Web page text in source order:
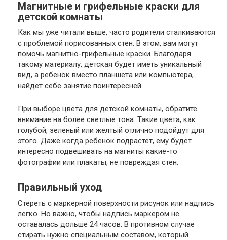
Магнитные и грифельные краски для
детской комнаты
Как мы уже читали выше, часто родители сталкиваются
с проблемой порисованных стен. В этом, вам могут
помочь магнитно-грифельные краски. Благодаря
такому материалу, детская будет иметь уникальный
вид, а ребенок вместо планшета или компьютера,
найдет себе занятие поинтересней.
При выборе цвета для детской комнаты, обратите
внимание на более светлые тона. Такие цвета, как
голубой, зеленый или желтый отлично подойдут для
этого. Даже когда ребенок подрастёт, ему будет
интересно подвешивать на магниты какие-то
фотографии или плакаты, не повреждая стен.
Правильный уход
Стереть с маркерной поверхности рисунок или надпись
легко. Но важно, чтобы надпись маркером не
оставалась дольше 24 часов. В противном случае
стирать нужно специальным составом, который